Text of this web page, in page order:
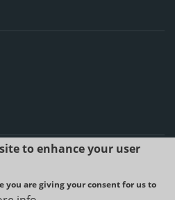
premier exportateur français de
d'avance génétique depuis
to enhance your user
you are giving your consent for us to